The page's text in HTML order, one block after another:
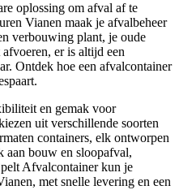
oplossing om afval af te
Vianen maak je afvalbeheer
verbouwing plant, je oude
er is altijd een
Ontdek hoe een afvalcontainer
en gemak voor
uit verschillende soorten
containers, elk ontworpen
aan bouw en sloopafval,
Afvalcontainer kun je
met snelle levering en een